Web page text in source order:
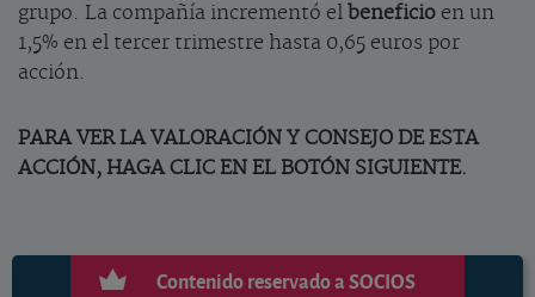
grupo. La compañía incrementó el beneficio en un
1,5% en el tercer trimestre hasta 0,65 euros por
acción.
PARA VER LA VALORACIÓN Y CONSEJO DE ESTA
ACCIÓN, HAGA CLIC EN EL BOTÓN SIGUIENTE.
Contenido reservado a SOCIOS